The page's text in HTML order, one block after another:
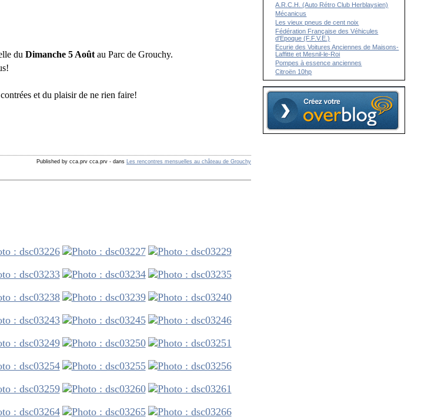
duDimanche 5 Août au Parc de Grouchy.
et du plaisir de ne rien faire!
Published by cca.prv cca.prv - dans Les rencontres mensuelles au château de Grouchy
A.R.C.H. (Auto Rétro Club Herblaysien)
Mécanicus
Les vieux pneus de cent noix
Fédération Française des Véhicules
d'Epoque (F.F.V.E.)
Ecurie des Voitures Anciennes de Maisons-
Laffitte et Mesnil-le-Roi
Pompes à essence anciennes
Citroën 10hp